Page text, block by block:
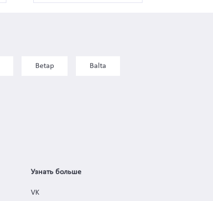
Betap Balta
Узнать больше
VK